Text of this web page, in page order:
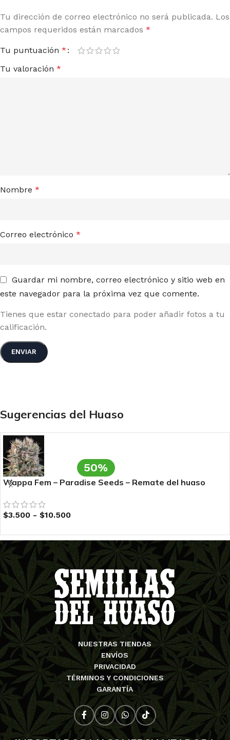
Tu dirección de correo electrónico no será publicada. Los
campos requeridos están marcados *
Tu puntuación *
Tu valoración *
Nombre *
Correo electrónico *
Guardar mi nombre, correo electrónico y sitio web en
este navegador para la próxima vez que comente.
Tienes que estar conectado para poder añadir fotos a tu
calificación.
Sugerencias del Huaso
50%
Wappa Fem – Paradise Seeds – Remate del huaso
$3.500 - $10.500
NUESTRAS TIENDAS
ENVÍOS
PRIVACIDAD
TÉRMINOS Y CONDICIONES
GARANTÍA